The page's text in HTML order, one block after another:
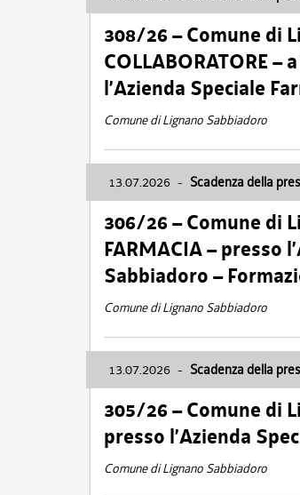
308/26 – Comune di
COLLABORATORE
l’Azienda Speciale
Comune di Lignano Sabbiadoro
13.07.2026 - Scadenza della
306/26 – Comune di
FARMACIA – presso
Sabbiadoro –
Comune di Lignano Sabbiadoro
13.07.2026 - Scadenza della
305/26 – Comune di
presso l’Azienda
Comune di Lignano Sabbiadoro